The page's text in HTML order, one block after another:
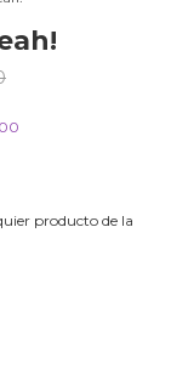
producto de la